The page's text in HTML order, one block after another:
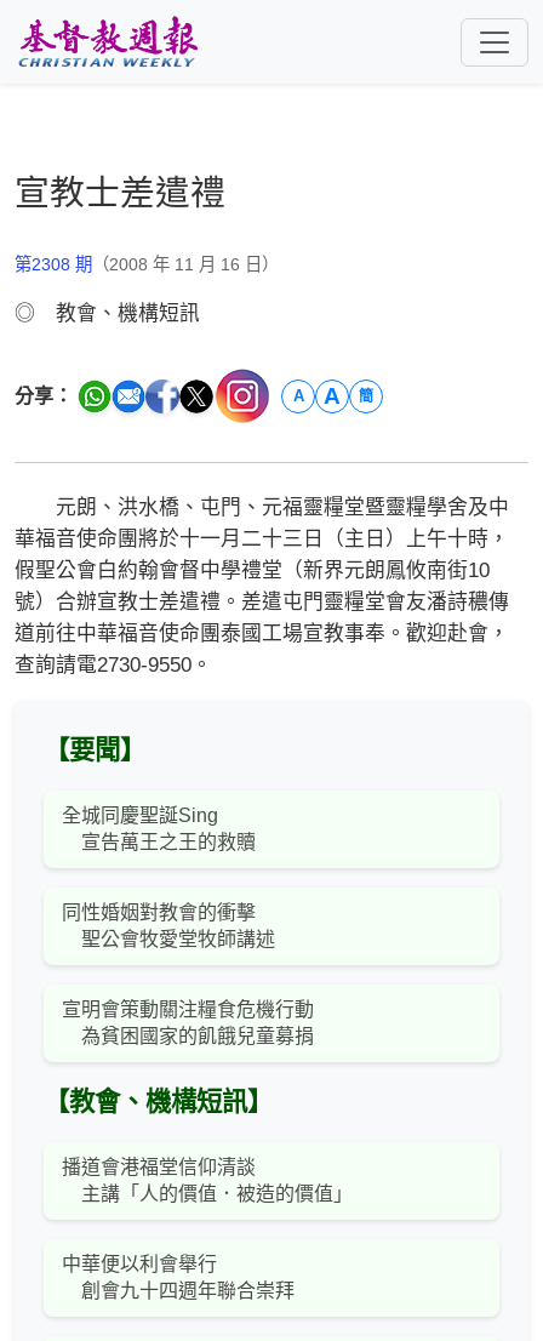
宣教士差遣禮
第2308 期 （2008 年 11 月 16 日）
◎ 教會、機構短訊
分享： A A 簡
元朗、洪水橋、屯門、元福靈糧堂暨靈糧學舍及中
華福音使命團將於十一月二十三日（主日）上午十時，
假聖公會白約翰會督中學禮堂（新界元朗鳳攸南街10
號）合辦宣教士差遣禮。差遣屯門靈糧堂會友潘詩穠傳
道前往中華福音使命團泰國工場宣教事奉。歡迎赴會，
查詢請電2730-9550。
【要聞】
全城同慶聖誕Sing
宣告萬王之王的救贖
同性婚姻對教會的衝擊
聖公會牧愛堂牧師講述
宣明會策動關注糧食危機行動
為貧困國家的飢餓兒童募捐
【教會、機構短訊】
播道會港福堂信仰清談
主講「人的價值．被造的價值」
中華便以利會舉行
創會九十四週年聯合崇拜